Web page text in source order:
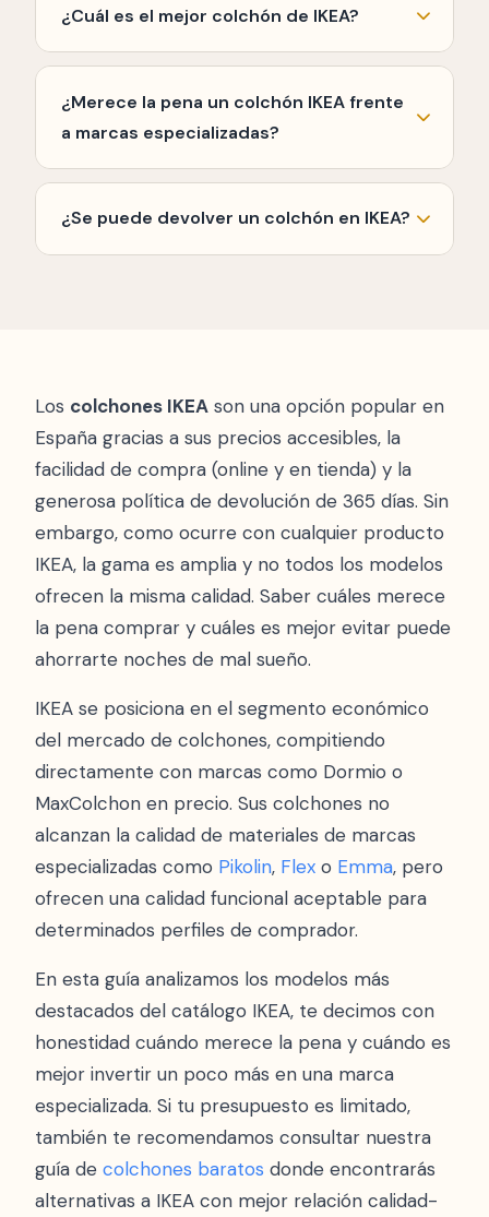
¿Cuál es el mejor colchón de IKEA?
El HOVAG por susmuelles ensacadosy buena
independencia de lechos. Para presupuestos
mínimos, el MORGEDAL es la opción básica
¿Merece la pena un colchón IKEA frente
a marcas especializadas?
Para uso ocasional o presupuestos muy
ajustados, sí. Para uso diario a largo plazo,
¿Se puede devolver un colchón en IKEA?
Los colchones IKEA son una opción popular en
España gracias a sus precios accesibles, la
facilidad de compra (online y en tienda) y la
generosa política de devolución de 365 días. Sin
embargo, como ocurre con cualquier producto
IKEA, la gama es amplia y no todos los modelos
ofrecen la misma calidad. Saber cuáles merece
la pena comprar y cuáles es mejor evitar puede
ahorrarte noches de mal sueño.
IKEA se posiciona en el segmento económico
del mercado de colchones, compitiendo
directamente con marcas como Dormio o
MaxColchon en precio. Sus colchones no
alcanzan la calidad de materiales de marcas
especializadas como Pikolin, Flex o Emma, pero
ofrecen una calidad funcional aceptable para
determinados perfiles de comprador.
En esta guía analizamos los modelos más
destacados del catálogo IKEA, te decimos con
honestidad cuándo merece la pena y cuándo es
mejor invertir un poco más en una marca
especializada. Si tu presupuesto es limitado,
también te recomendamos consultar nuestra
guía de colchones baratos donde encontrarás
alternativas a IKEA con mejor relación calidad-